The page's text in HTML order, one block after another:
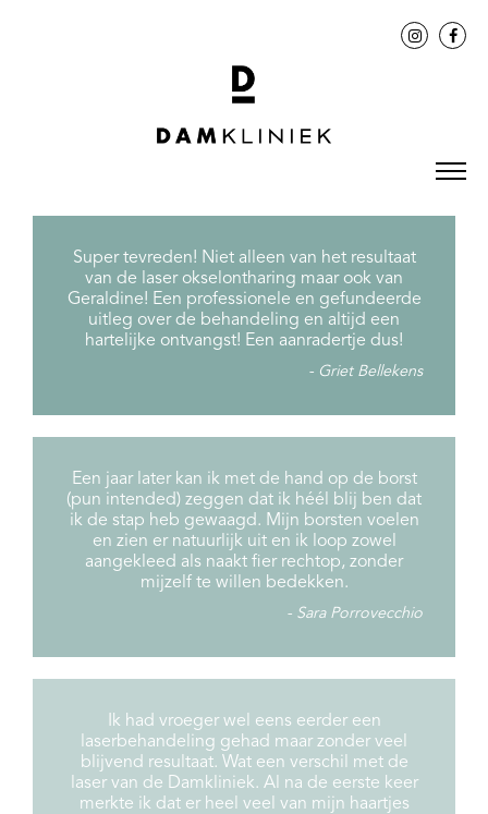
Super tevreden! Niet alleen van het resultaat
van de laser okselontharing maar ook van
Geraldine! Een professionele en gefundeerde
uitleg over de behandeling en altijd een
hartelijke ontvangst! Een aanradertje dus!
Griet Bellekens
Een jaar later kan ik met de hand op de borst
(pun intended) zeggen dat ik héél blij ben dat
ik de stap heb gewaagd. Mijn borsten voelen
en zien er natuurlijk uit en ik loop zowel
aangekleed als naakt fier rechtop, zonder
mijzelf te willen bedekken.
Sara Porrovecchio
Ik had vroeger wel eens eerder een
laserbehandeling gehad maar zonder veel
blijvend resultaat. Wat een verschil met de
laser van de Damkliniek. Al na de eerste keer
merkte ik dat er heel veel van mijn haartjes